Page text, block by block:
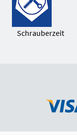
Schrauberzeit